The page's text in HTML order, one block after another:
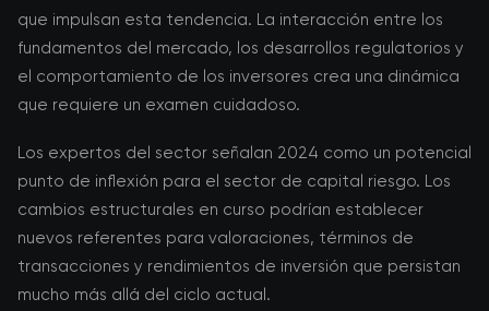
que impulsan esta tendencia. La interacción entre los
fundamentos del mercado, los desarrollos regulatorios y
el comportamiento de los inversores crea una dinámica
que requiere un examen cuidadoso.
Los expertos del sector señalan 2024 como un potencial
punto de inflexión para el sector de capital riesgo. Los
cambios estructurales en curso podrían establecer
nuevos referentes para valoraciones, términos de
transacciones y rendimientos de inversión que persistan
mucho más allá del ciclo actual.